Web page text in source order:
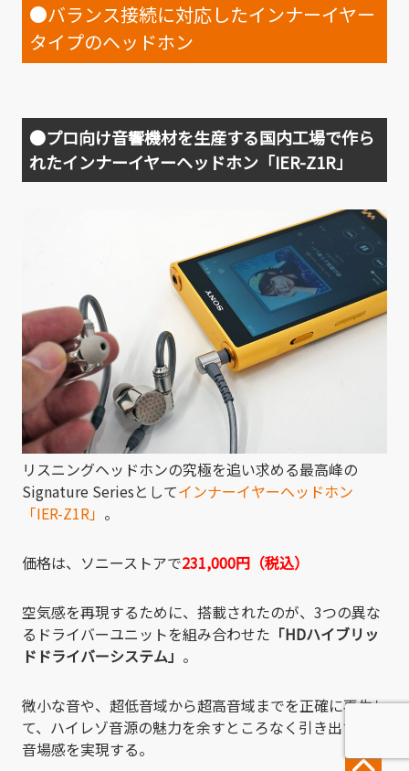
●バランス接続に対応したインナーイヤー
タイプのヘッドホン
●プロ向け音響機材を生産する国内工場で作ら
れたインナーイヤーヘッドホン「IER-Z1R」
リスニングヘッドホンの究極を追い求める最高峰の
Signature Seriesとしてインナーイヤーヘッドホン
「IER-Z1R」 。
価格は、ソニーストアで231,000円（税込）
空気感を再現するために、搭載されたのが、3つの異な
るドライバーユニットを組み合わせた 「HDハイブリッ
ドドライバーシステム」 。
微小な音や、超低音域から超高音域までを正確に再生し
て、ハイレゾ音源の魅力を余すところなく引き出す広い
音場感を実現する。